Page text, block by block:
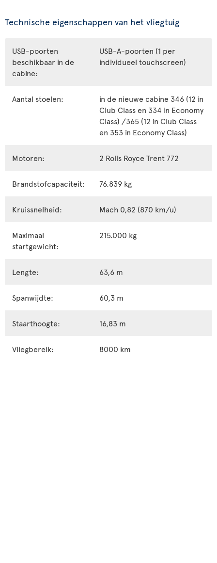
Technische eigenschappen van het vliegtuig
USB-poorten
beschikbaar in de
cabine:
USB-A-poorten (1 per
individueel touchscreen)
Aantal stoelen:
in de nieuwe cabine 346 (12 in
Club Class en 334 in Economy
Class) /365 (12 in Club Class
en 353 in Economy Class)
Motoren: 2 Rolls Royce Trent 772
Brandstofcapaciteit: 76.839 kg
Kruissnelheid: Mach 0,82 (870 km/u)
Maximaal
startgewicht:
215.000 kg
Lengte: 63,6 m
Spanwijdte: 60,3 m
Staarthoogte: 16,83 m
Vliegbereik: 8000 km